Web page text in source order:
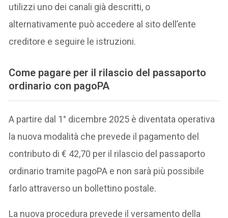
utilizzi uno dei canali già descritti, o
alternativamente può accedere al sito dell’ente
creditore e seguire le istruzioni.
Come pagare per il rilascio del passaporto
ordinario con pagoPA
A partire dal 1° dicembre 2025 è diventata operativa
la nuova modalità che prevede il pagamento del
contributo di € 42,70 per il rilascio del passaporto
ordinario tramite pagoPA e non sarà più possibile
farlo attraverso un bollettino postale.
La nuova procedura prevede il versamento della